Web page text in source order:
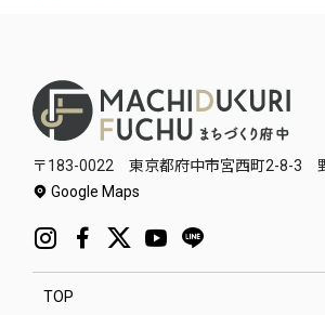
〒183-0022 東京都府中市宮西町2-8-3
Google Maps
TOP